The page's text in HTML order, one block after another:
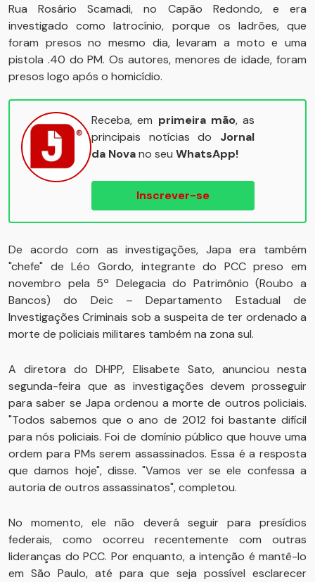
Rua Rosário Scamadi, no Capão Redondo, e era
investigado como latrocínio, porque os ladrões, que
foram presos no mesmo dia, levaram a moto e uma
pistola .40 do PM. Os autores, menores de idade, foram
presos logo após o homicídio.
Receba, em primeira mão, as
principais notícias do Jornal
da Novano seu WhatsApp!
Inscrever-se
De acordo com as investigações, Japa era também
"chefe" de Léo Gordo, integrante do PCC preso em
novembro pela 5ª Delegacia do Patrimônio (Roubo a
Bancos) do Deic – Departamento Estadual de
Investigações Criminais sob a suspeita de ter ordenado a
morte de policiais militares também na zona sul.
A diretora do DHPP, Elisabete Sato, anunciou nesta
segunda-feira que as investigações devem prosseguir
para saber se Japa ordenou a morte de outros policiais.
"Todos sabemos que o ano de 2012 foi bastante difícil
para nós policiais. Foi de domínio público que houve uma
ordem para PMs serem assassinados. Essa é a resposta
que damos hoje", disse. "Vamos ver se ele confessa a
autoria de outros assassinatos", completou.
No momento, ele não deverá seguir para presídios
federais, como ocorreu recentemente com outras
lideranças do PCC. Por enquanto, a intenção é mantê-lo
em São Paulo, até para que seja possível esclarecer